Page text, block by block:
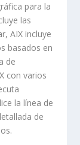
para la
las
AIX incluye
basados en
de
con varios
la línea de
de